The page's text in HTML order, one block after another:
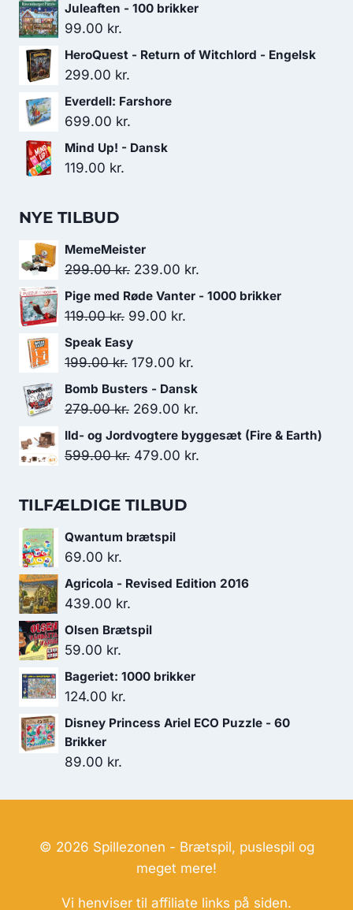
Juleaften - 100 brikker
99.00 kr.
HeroQuest - Return of Witchlord - Engelsk
299.00 kr.
Everdell: Farshore
699.00 kr.
Mind Up! - Dansk
119.00 kr.
NYE TILBUD
MemeMeister
299.00kr. Den
oprindelige
pris
299.00 kr..
239.00 kr.
aktuelle
Pige med Røde Vanter - 1000 brikker
119.00kr. Den
oprindelige
pris
119.00 kr..
99.00 kr.
pris
99.00 kr..
Speak Easy
199.00kr. Den
oprindelige
pris
199.00 kr..
179.00 kr.
aktuelle
pris
179.00 kr..
Bomb Busters - Dansk
279.00kr. Den
oprindelige
pris
269.00 kr.
aktuelle
Ild- og Jordvogtere byggesæt (Fire & Earth)
599.00kr. Den
pris
599.00 kr..
479.00 kr.
TILFÆLDIGE TILBUD
Qwantum brætspil
69.00 kr.
Agricola - Revised Edition 2016
439.00 kr.
Olsen Brætspil
59.00 kr.
Bageriet: 1000 brikker
124.00 kr.
Disney Princess Ariel ECO Puzzle - 60
Brikker
89.00 kr.
© 2026 Spillezonen - Brætspil, puslespil og
meget mere!
Vi henviser til affiliate links på siden.